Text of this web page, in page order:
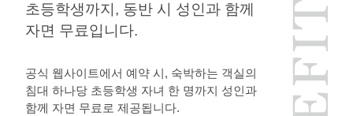
초등학생까지, 동반 시 성인과 함께
자면 무료입니다.
공식 웹사이트에서 예약 시, 숙박하는 객실의
침대 하나당 초등학생 자녀 한 명까지 성인과
함께 자면 무료로 제공됩니다.